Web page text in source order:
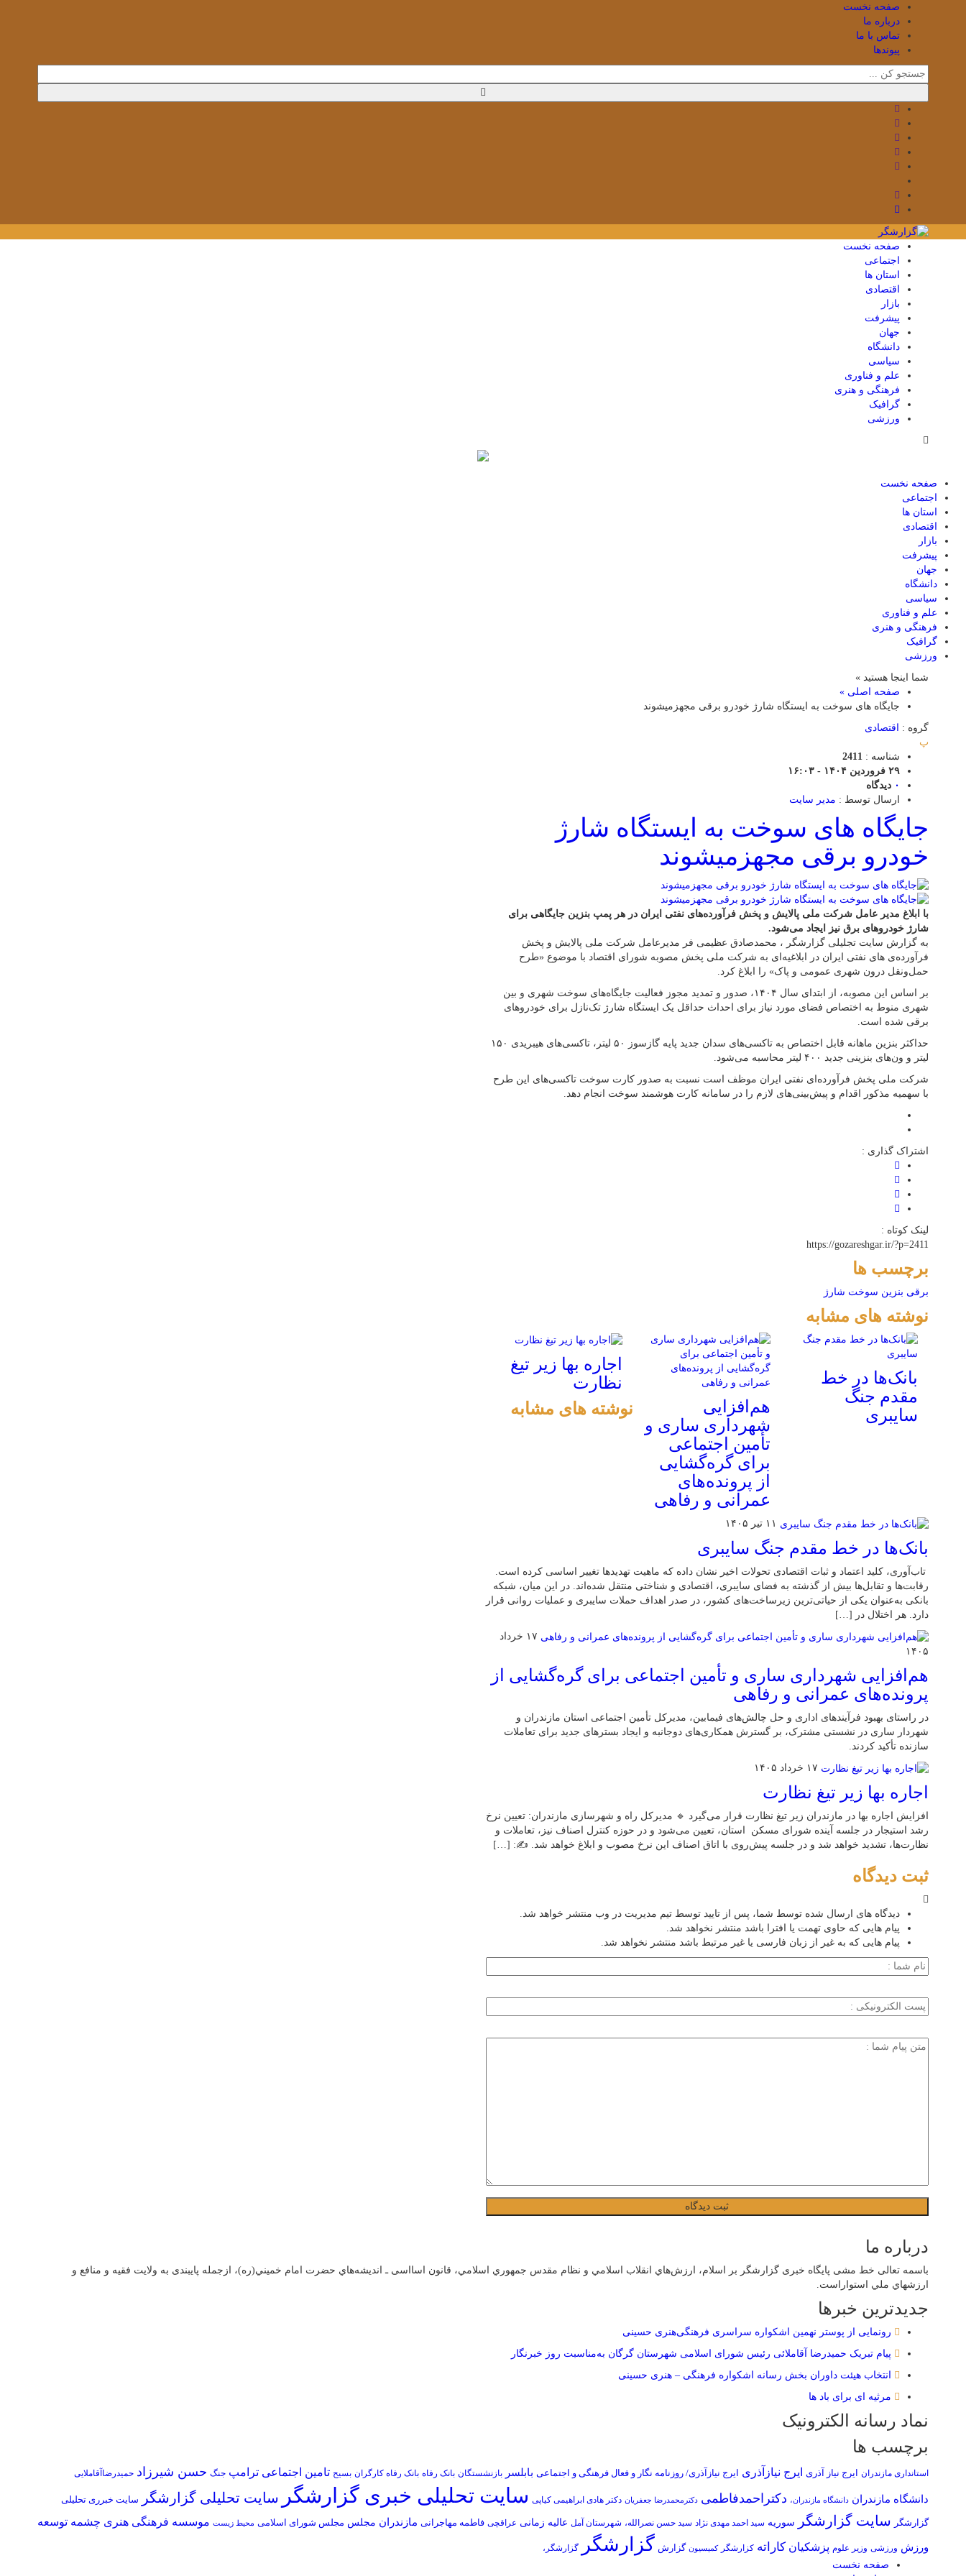
صفحه نخست
درباره ما
تماس با ما
پیوندها
صفحه نخست
اجتماعی
استان ها
اقتصادی
بازار
پیشرفت
جهان
دانشگاه
سیاسی
علم و فناوری
فرهنگی و هنری
گرافیک
ورزشی
صفحه نخست
اجتماعی
استان ها
اقتصادی
بازار
پیشرفت
جهان
دانشگاه
سیاسی
علم و فناوری
فرهنگی و هنری
گرافیک
ورزشی
شما اینجا هستید »
صفحه اصلی »
جایگاه های سوخت به ایستگاه شارژ خودرو برقی مجهزمیشوند
گروه :
اقتصادی
پ
شناسه : 2411
۲۹ فروردین ۱۴۰۴ - ۱۶:۰۳
۰ دیدگاه
ارسال توسط : مدیر سایت
جایگاه های سوخت به ایستگاه شارژ
خودرو برقی مجهزمیشوند
با ابلاغ مدیر عامل شرکت ملی پالایش و پخش فرآورده‌های نفتی ایران در هر پمپ بنزین جایگاهی برای
شارژ خودروهای برق نیز ایجاد می‌شود.
به گزارش سایت تجلیلی گزارشگر ، محمدصادق عظیمی فر مدیرعامل شرکت ملی پالایش و پخش
فرآورده‌ی های نفتی ایران در ابلاغیه‌ای به شرکت ملی پخش مصوبه شورای اقتصاد با موضوع «طرح
حمل‌ونقل درون شهری عمومی و پاک» را ابلاغ کرد.
بر اساس این مصوبه، از ابتدای سال ۱۴۰۴، صدور و تمدید مجوز فعالیت جایگاه‌های سوخت شهری و بین
شهری منوط به اختصاص فضای مورد نیاز برای احداث حداقل یک ایستگاه شارژ تک‌نازل برای خودروهای
برقی شده است.
حداکثر بنزین ماهانه قابل اختصاص به تاکسی‌های سدان جدید پایه گازسوز ۵۰ لیتر، تاکسی‌های هیبریدی ۱۵۰
لیتر و ون‌های بنزینی جدید ۴۰۰ لیتر محاسبه می‌شود.
شرکت ملی پخش فرآورده‌ای نفتی ایران موظف است نسبت به صدور کارت سوخت تاکسی‌های این طرح
با سهمیه مذکور اقدام و پیش‌بینی‌های لازم را در سامانه کارت هوشمند سوخت انجام دهد.
اشتراک گذاری :
لینک کوتاه :
https://gozareshgar.ir/?p=2411
برچسب ها
برقی بنزین سوخت شارژ
نوشته های مشابه
بانک‌ها در خط
مقدم جنگ
سایبری
هم‌افزایی
شهرداری ساری و
تأمین اجتماعی
برای گره‌گشایی
از پرونده‌های
عمرانی و رفاهی
اجاره بها زیر تیغ
نظارت
نوشته های مشابه
۱۱ تیر ۱۴۰۵
بانک‌ها در خط مقدم جنگ سایبری
تاب‌آوری، کلید اعتماد و ثبات اقتصادی تحولات اخیر نشان داده که ماهیت تهدیدها تغییر اساسی کرده است.
رقابت‌ها و تقابل‌ها بیش از گذشته به فضای سایبری، اقتصادی و شناختی منتقل شده‌اند. در این میان، شبکه
بانکی به‌عنوان یکی از حیاتی‌ترین زیرساخت‌های کشور، در صدر اهداف حملات سایبری و عملیات روانی قرار
دارد. هر اختلال در […]
۱۷ خرداد
۱۴۰۵
هم‌افزایی شهرداری ساری و تأمین اجتماعی برای گره‌گشایی از
پرونده‌های عمرانی و رفاهی
در راستای بهبود فرآیندهای اداری و حل چالش‌های فیمابین، مدیرکل تأمین اجتماعی استان مازندران و
شهردار ساری در نشستی مشترک، بر گسترش همکاری‌های دوجانبه و ایجاد بسترهای جدید برای تعاملات
سازنده تأکید کردند.
۱۷ خرداد ۱۴۰۵
اجاره بها زیر تیغ نظارت
افزایش اجاره بها در مازندران زیر تیغ نظارت قرار می‌گیرد 🔹 مدیرکل راه و شهرسازی مازندران: تعیین نرخ
رشد استیجار در جلسه آینده شورای مسکن استان، تعیین می‌شود و در حوزه کنترل اصناف نیز، تعاملات و
نظارت‌ها، تشدید خواهد شد و در جلسه پیش‌روی با اتاق اصناف این نرخ مصوب و ابلاغ خواهد شد. ✍: […]
ثبت دیدگاه
دیدگاه های ارسال شده توسط شما، پس از تایید توسط تیم مدیریت در وب منتشر خواهد شد.
پیام هایی که حاوی تهمت یا افترا باشد منتشر نخواهد شد.
پیام هایی که به غیر از زبان فارسی یا غیر مرتبط باشد منتشر نخواهد شد.
درباره ما
باسمه تعالی خط مشی پایگاه خبری گزارشگر بر اسلام، ارزش‌هاي انقلاب اسلامي و نظام مقدس جمهوري اسلامي، قانون اسااسی ـ انديشه‌هاي حضرت امام خميني(ره)، ازجمله پایبندی به ولايت فقيه و منافع و
ارزشهاي ملي استواراست.
جدیدترین خبرها
رونمایی از پوستر نهمین اشکواره سراسری فرهنگی‌هنری حسینی
پیام تبریک حمیدرضا آقاملائی رئیس شورای اسلامی شهرستان گرگان به‌مناسبت روز خبرنگار
انتخاب هیئت داوران بخش رسانه اشکواره فرهنگی‌ – هنری حسینی
مرثیه ای برای باد ها
نماد رسانه الکترونیک
برچسب ها
استانداری مازندران ایرج نیاز آذری ایرج نیازآذری ایرج نیازآذری/ روزنامه نگار و فعال فرهنگی و اجتماعی بابلسر بازنشستگان بانک رفاه بانک رفاه کارگران بسیح تامین اجتماعی ترامپ جنگ حسن شیرزاد حمیدرضاآقاملایی
دانشگاه مازندران دانشگاه مازندران، دکتراحمدفاطمی دکترمحمدرضا جعفریان دکتر هادی ابراهیمی کیاپی سایت تحلیلی خبری گزارشگر سایت تحلیلی گزارشگر سایت خبرری تحلیلی
گزارشگر سایت گزارشگر سوریه سید احمد مهدی نژاد سید حسن نصرالله، شهرستان آمل عالیه زمانی عراقچی فاطمه مهاجرانی مازندران مجلس مجلس شورای اسلامی محیط زیست موسسه فرهنگی هنری چشمه توسعه
ورزش ورزشی وزیر علوم پزشکیان کاراته کزارشگر کمیسیون گزارش گزارشگر گزارشگر،
صفحه نخست